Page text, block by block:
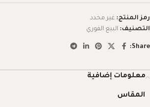
رمز المنتج: غير محدد
التصنيف: البيع الفوري
Share:
معلومات إضافية
المقاس